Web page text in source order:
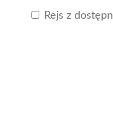
Rejs z